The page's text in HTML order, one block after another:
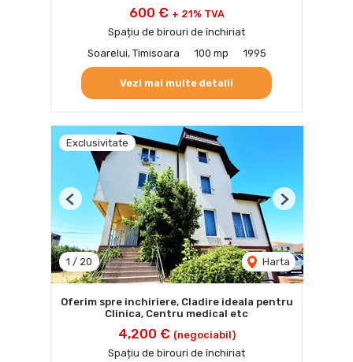
600 € + 21% TVA
Spațiu de birouri de închiriat
Soarelui, Timisoara
100 mp 1995
Vezi mai multe detalii
Exclusivitate
1 / 20 Harta
Previous Next
Oferim spre inchiriere, Cladire ideala pentru
Clinica, Centru medical etc
4,200 € (negociabil)
Spațiu de birouri de închiriat